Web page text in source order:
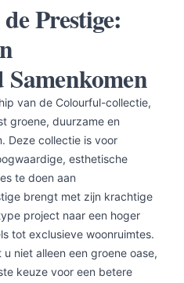
Prestige:
van de Colourful-collectie,
groene, duurzame en
Deze collectie is voor
esthetische
te doen aan
brengt met zijn krachtige
project naar een hoger
tot exclusieve woonruimtes.
niet alleen een groene oase,
keuze voor een betere